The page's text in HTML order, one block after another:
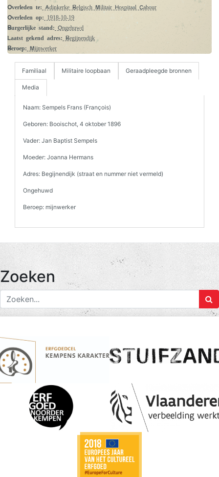
Overleden te: Adinkerke Belgisch Militair Hospitaal Cabour
Overleden op: 1918-10-19
Burgerlijke stand: Ongehuwd
Laatst gekend adres: Begijnendijk
Beroep: Mijnwerker
Familiaal Militaire loopbaan Geraadpleegde bronnen
Media
Naam: Sempels Frans (François)
Geboren: Booischot, 4 oktober 1896
Vader: Jan Baptist Sempels
Moeder: Joanna Hermans
Adres: Begijnendijk (straat en nummer niet vermeld)
Ongehuwd
Beroep: mijnwerker
Zoeken